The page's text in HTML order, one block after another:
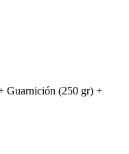
Guarnición (250 gr) +